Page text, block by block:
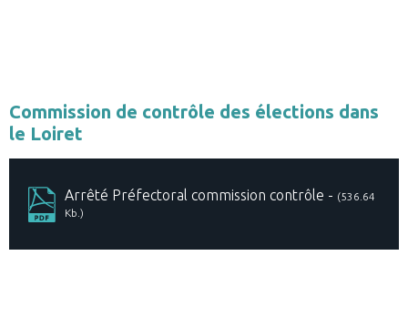
Commission de contrôle des élections dans
le Loiret
Arrêté Préfectoral commission contrôle - (536.64
Kb.)